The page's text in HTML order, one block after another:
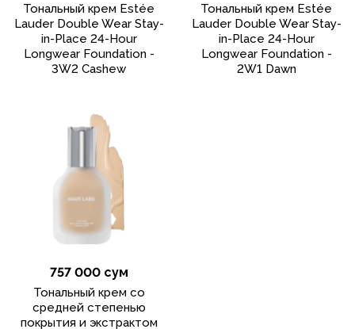
Тональный крем Estée
Lauder Double Wear Stay-
in-Place 24-Hour
Longwear Foundation -
3W2 Cashew
Тональный крем Estée
Lauder Double Wear Stay-
in-Place 24-Hour
Longwear Foundation -
2W1 Dawn
757 000 сум
Тональный крем со
средней степенью
покрытия и экстрактом